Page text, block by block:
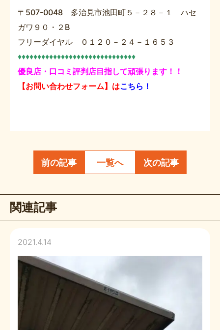
〒507-0048 多治見市池田町５－２８－１ ハセ
ガワ９０・２B
フリーダイヤル ０１２０－２４－１６５３
♦♦♦♦♦♦♦♦♦♦♦♦♦♦♦♦♦♦♦♦♦♦♦♦♦♦♦♦♦♦
優良店・口コミ評判店目指して頑張ります！！
【お問い合わせフォーム】はこちら！
前の記事 一覧へ 次の記事
関連記事
2021.4.14